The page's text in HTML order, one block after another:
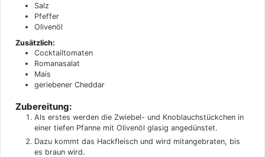
Salz
Pfeffer
Olivenöl
Zusätzlich:
Cocktailtomaten
Romanasalat
Mais
geriebener Cheddar
Zubereitung:
Als erstes werden die Zwiebel- und Knoblauchstückchen in
einer tiefen Pfanne mit Olivenöl glasig angedünstet.
Dazu kommt das Hackfleisch und wird mitangebraten, bis
es braun wird.